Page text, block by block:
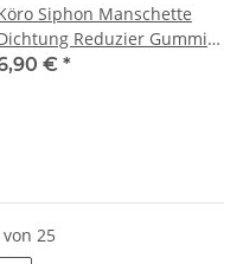
Siphon Manschette
Reduzier Gummi
€ *
25